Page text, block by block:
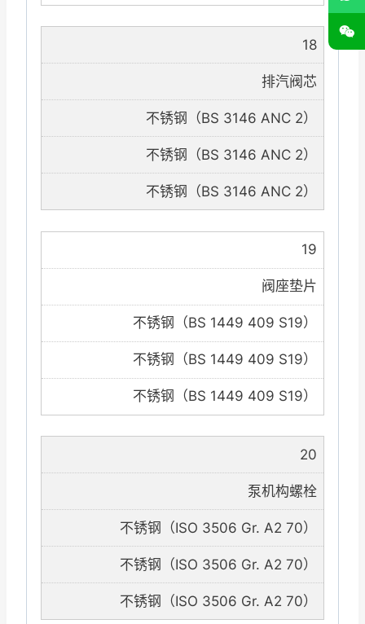
18
排汽阀芯
不锈钢（BS 3146 ANC 2）
不锈钢（BS 3146 ANC 2）
不锈钢（BS 3146 ANC 2）
19
阀座垫片
不锈钢（BS 1449 409 S19）
不锈钢（BS 1449 409 S19）
不锈钢（BS 1449 409 S19）
20
泵机构螺栓
不锈钢（ISO 3506 Gr. A2 70）
不锈钢（ISO 3506 Gr. A2 70）
不锈钢（ISO 3506 Gr. A2 70）